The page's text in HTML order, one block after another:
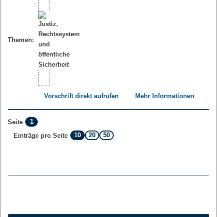
Themen:
Vorschrift direkt aufrufen Mehr Informationen
Seite
1
Einträge pro Seite
10 20 50